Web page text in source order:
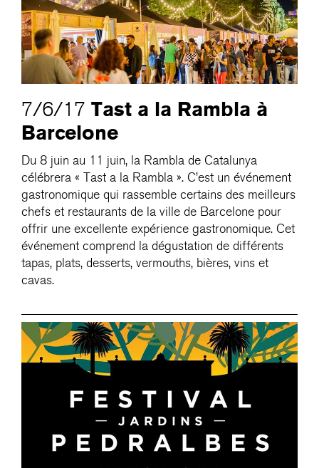
7/6/17 Tast a la Rambla à
Barcelone
Du 8 juin au 11 juin, la Rambla de Catalunya
célébrera « Tast a la Rambla ». C’est un événement
gastronomique qui rassemble certains des meilleurs
chefs et restaurants de la ville de Barcelone pour
offrir une excellente expérience gastronomique. Cet
événement comprend la dégustation de différents
tapas, plats, desserts, vermouths, bières, vins et
cavas.